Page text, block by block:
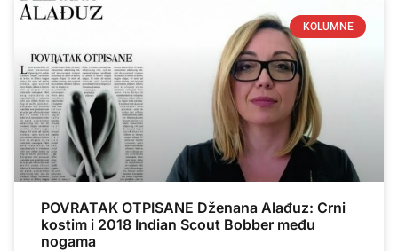
KOLUMNE
POVRATAK OTPISANE Dženana Alađuz: Crni
kostim i 2018 Indian Scout Bobber među
nogama